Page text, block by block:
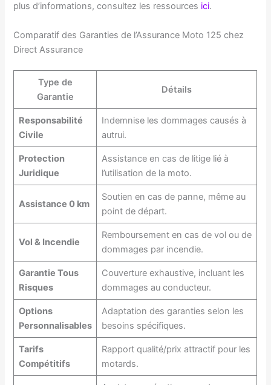
plus d’informations, consultez les ressources ici.
Comparatif des Garanties de l’Assurance Moto 125 chez
Direct Assurance
Type de
Garantie
Détails
Responsabilité
Civile
Indemnise les dommages causés à
autrui.
Protection
Juridique
Assistance en cas de litige lié à
l’utilisation de la moto.
Assistance 0 km
Soutien en cas de panne, même au
point de départ.
Vol & Incendie
Remboursement en cas de vol ou de
dommages par incendie.
Garantie Tous
Risques
Couverture exhaustive, incluant les
dommages au conducteur.
Options
Personnalisables
Adaptation des garanties selon les
besoins spécifiques.
Tarifs
Compétitifs
Rapport qualité/prix attractif pour les
motards.